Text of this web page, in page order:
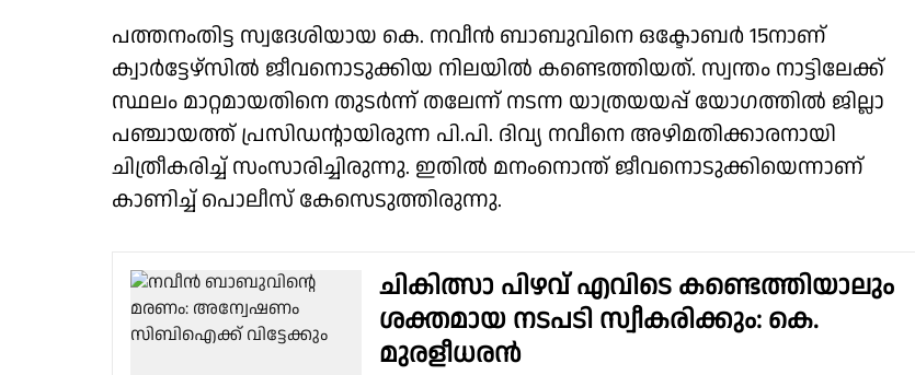
പത്തനംതിട്ട സ്വദേശിയായ കെ. നവീൻ ബാബുവിനെ ഒക്ടോബർ 15നാണ്
ക്വാർട്ടേഴ്സിൽ ജീവനൊടുക്കിയ നിലയിൽ കണ്ടെത്തിയത്. സ്വന്തം നാട്ടിലേക്ക്
സ്ഥലം മാറ്റമായതിനെ തുടർന്ന് തലേന്ന് നടന്ന യാത്രയയപ്പ് യോഗത്തിൽ ജില്ലാ
പഞ്ചായത്ത് പ്രസിഡൻ്റായിരുന്ന പി.പി. ദിവ്യ നവീനെ അഴിമതിക്കാരനായി
ചിത്രീകരിച്ച് സംസാരിച്ചിരുന്നു. ഇതിൽ മനംനൊന്ത് ജീവനൊടുക്കിയെന്നാണ്
കാണിച്ച് പൊലീസ് കേസെടുത്തിരുന്നു.
ചികിത്സാ പിഴവ് എവിടെ കണ്ടെത്തിയാലും
ശക്തമായ നടപടി സ്വീകരിക്കും: കെ.
മുരളീധരൻ